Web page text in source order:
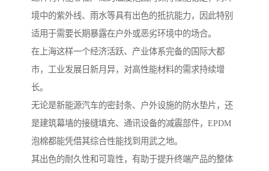
境中的紫外线、雨水等具有出色的抵抗能力，因此特别
适用于需要长期暴露在户外或恶劣环境中的场合。
在上海这样一个经济活跃、产业体系完备的国际大都
市，工业发展日新月异，对高性能材料的需求持续增
长。
无论是新能源汽车的密封条、户外设施的防水垫片，还
是建筑幕墙的接缝填充、通讯设备的减震部件，EPDM
泡棉都能凭借其综合性能找到用武之地。
其出色的耐久性和可靠性，有助于提升终端产品的整体